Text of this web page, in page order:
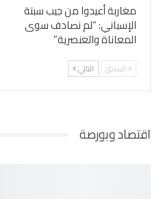
مغاربة أعيدوا من جيب سبتة
الإسباني: “لم نصادف سوى
المعاناة والعنصرية”
السابق التالي
اقتصاد وبورصة